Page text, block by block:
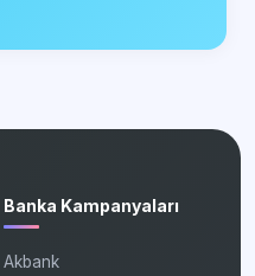
Banka Kampanyaları
Akbank